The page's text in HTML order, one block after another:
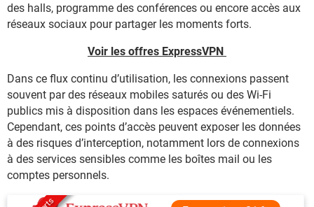
des halls, programme des conférences ou encore accès aux
réseaux sociaux pour partager les moments forts.
Voir les offres ExpressVPN
Dans ce flux continu d’utilisation, les connexions passent
souvent par des réseaux mobiles saturés ou des Wi-Fi
publics mis à disposition dans les espaces événementiels.
Cependant, ces points d’accès peuvent exposer les données
à des risques d’interception, notamment lors de connexions
à des services sensibles comme les boîtes mail ou les
comptes personnels.